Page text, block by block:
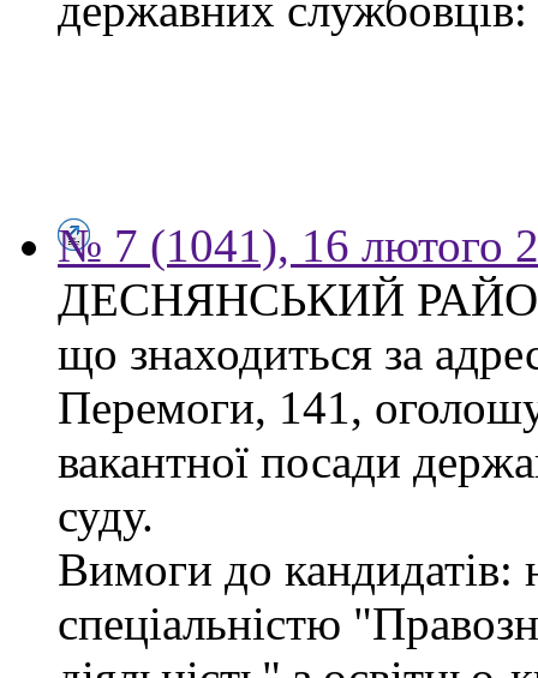
№ 7 (1041), 16 лютого
ДЕСНЯНСЬКИЙ
що знаходиться за
Перемоги, 141,
вакантної посади
суду.
Вимоги до кандидатів:
спеціальністю